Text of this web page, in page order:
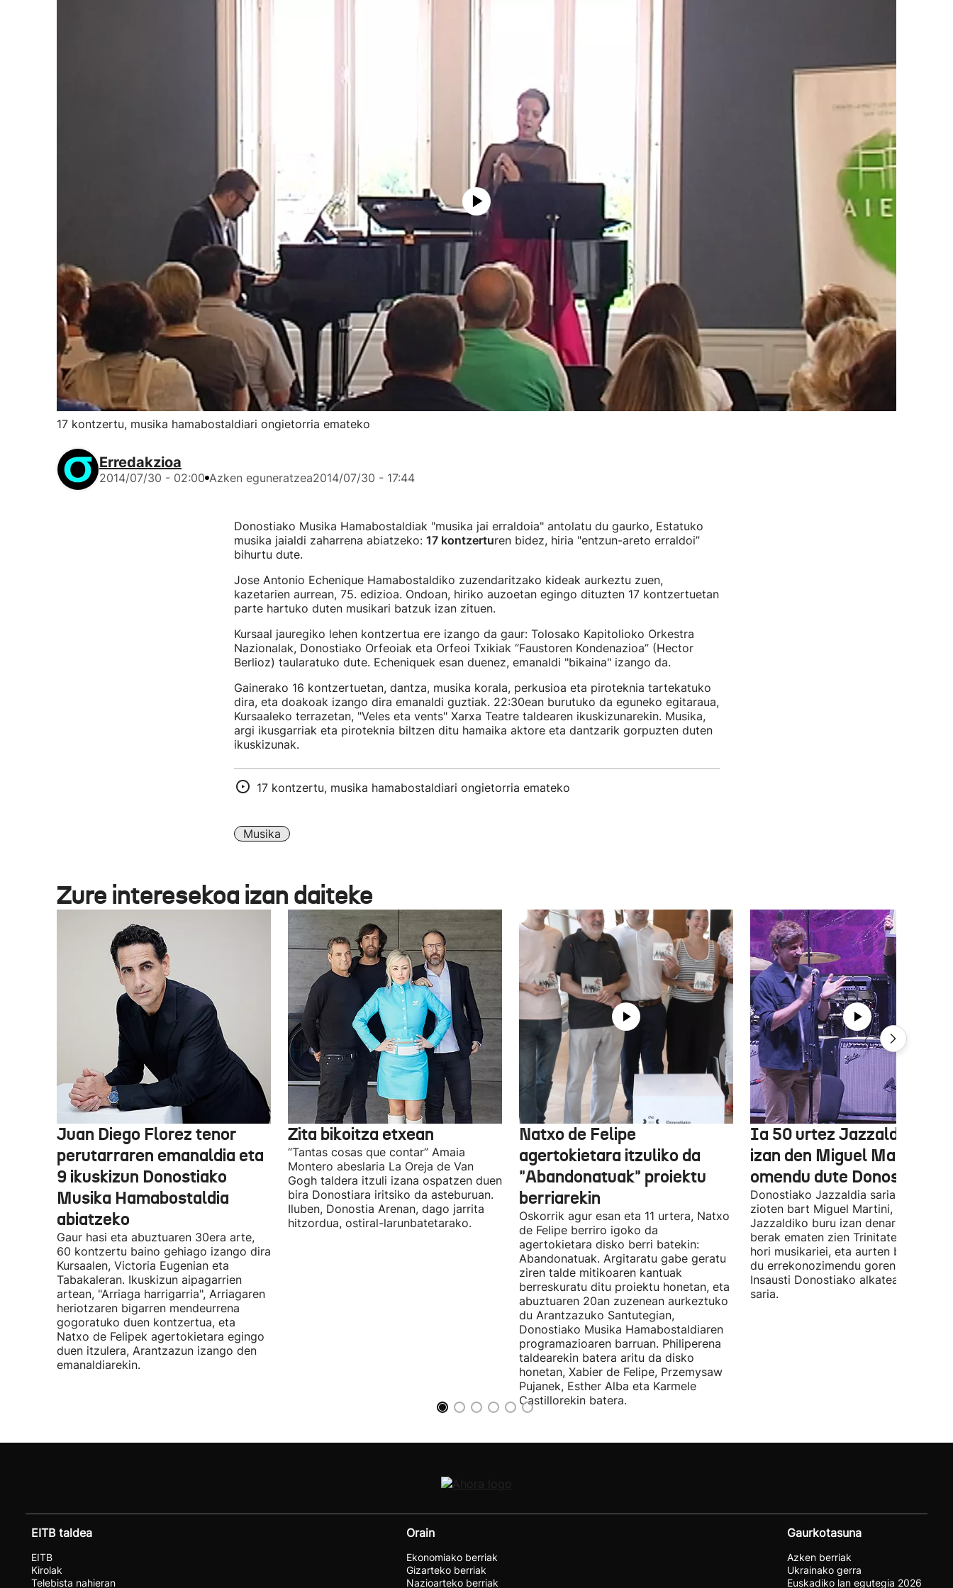
17 kontzertu, musika hamabostaldiari ongietorria emateko
Erredakzioa
2014/07/30 - 02:00 Azken eguneratzea2014/07/30 - 17:44
Donostiako Musika Hamabostaldiak "musika jai erraldoia" antolatu du gaurko, Estatuko
musika jaialdi zaharrena abiatzeko: 17 kontzerturen bidez, hiria "entzun-areto erraldoi”
bihurtu dute.
Jose Antonio Echenique Hamabostaldiko zuzendaritzako kideak aurkeztu zuen,
kazetarien aurrean, 75. edizioa. Ondoan, hiriko auzoetan egingo dituzten 17 kontzertuetan
parte hartuko duten musikari batzuk izan zituen.
Kursaal jauregiko lehen kontzertua ere izango da gaur: Tolosako Kapitolioko Orkestra
Nazionalak, Donostiako Orfeoiak eta Orfeoi Txikiak “Faustoren Kondenazioa” (Hector
Berlioz) taularatuko dute. Echeniquek esan duenez, emanaldi "bikaina" izango da.
Gainerako 16 kontzertuetan, dantza, musika korala, perkusioa eta piroteknia tartekatuko
dira, eta doakoak izango dira emanaldi guztiak. 22:30ean burutuko da eguneko egitaraua,
Kursaaleko terrazetan, "Veles eta vents" Xarxa Teatre taldearen ikuskizunarekin. Musika,
argi ikusgarriak eta piroteknia biltzen ditu hamaika aktore eta dantzarik gorpuzten duten
ikuskizunak.
17 kontzertu, musika hamabostaldiari ongietorria emateko
Musika
Zure interesekoa izan daiteke
Juan Diego Florez tenor
perutarraren emanaldia eta
9 ikuskizun Donostiako
Musika Hamabostaldia
abiatzeko
Gaur hasi eta abuztuaren 30era arte,
60 kontzertu baino gehiago izango dira
Kursaalen, Victoria Eugenian eta
Tabakaleran. Ikuskizun aipagarrien
artean, "Arriaga harrigarria", Arriagaren
heriotzaren bigarren mendeurrena
gogoratuko duen kontzertua, eta
Natxo de Felipek agertokietara egingo
duen itzulera, Arantzazun izango den
emanaldiarekin.
Zita bikoitza etxean
“Tantas cosas que contar” Amaia
Montero abeslaria La Oreja de Van
Gogh taldera itzuli izana ospatzen duen
bira Donostiara iritsiko da asteburuan.
Iluben, Donostia Arenan, dago jarrita
hitzordua, ostiral-larunbatetarako.
Natxo de Felipe
agertokietara itzuliko da
"Abandonatuak" proiektu
berriarekin
Oskorrik agur esan eta 11 urtera, Natxo
de Felipe berriro igoko da
agertokietara disko berri batekin:
Abandonatuak. Argitaratu gabe geratu
ziren talde mitikoaren kantuak
berreskuratu ditu proiektu honetan, eta
abuztuaren 20an zuzenean aurkeztuko
du Arantzazuko Santutegian,
Donostiako Musika Hamabostaldiaren
programazioaren barruan. Philiperena
taldearekin batera aritu da disko
honetan, Xabier de Felipe, Przemysaw
Pujanek, Esther Alba eta Karmele
Castillorekin batera.
Ia 50 urtez Jazzaldiko
izan den Miguel Martin
omendu dute Donostian
Donostiako Jazzaldia saria eman
zioten bart Miguel Martini, ia 50
Jazzaldiko buru izan denari. Orain
berak ematen zien Trinitate Plazan
hori musikariei, eta aurten berak jaso
du errekonozimendu gorena. Jon
Insausti Donostiako alkateak eman
saria.
EITB taldea
EITB
Kirolak
Telebista nahieran
Orain
Ekonomiako berriak
Gizarteko berriak
Nazioarteko berriak
Gaurkotasuna
Azken berriak
Ukrainako gerra
Euskadiko lan egutegia 2026